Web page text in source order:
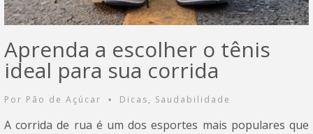
Aprenda a escolher o tênis
ideal para sua corrida
Por Pão de Açúcar • Dicas, Saudabilidade
A corrida de rua é um dos esportes mais populares que